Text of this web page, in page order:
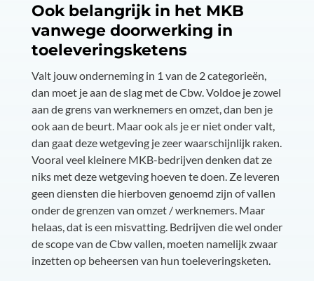
Ook belangrijk in het MKB
vanwege doorwerking in
toeleveringsketens
Valt jouw onderneming in 1 van de 2 categorieën,
dan moet je aan de slag met de Cbw. Voldoe je zowel
aan de grens van werknemers en omzet, dan ben je
ook aan de beurt. Maar ook als je er niet onder valt,
dan gaat deze wetgeving je zeer waarschijnlijk raken.
Vooral veel kleinere MKB-bedrijven denken dat ze
niks met deze wetgeving hoeven te doen. Ze leveren
geen diensten die hierboven genoemd zijn of vallen
onder de grenzen van omzet / werknemers. Maar
helaas, dat is een misvatting. Bedrijven die wel onder
de scope van de Cbw vallen, moeten namelijk zwaar
inzetten op beheersen van hun toeleveringsketen.